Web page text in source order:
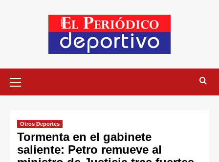
Otros Deportes
Tormenta en el gabinete
saliente: Petro remueve al